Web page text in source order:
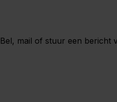
mail of stuur een bericht